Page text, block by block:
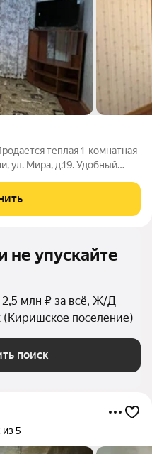
теплая 1-комнатная
ул. Мира, д.19. Удобный
где легко поместится и
не упускайте
2,5 млн ₽ за всё, Ж/Д
поселение)
поиск
из 5